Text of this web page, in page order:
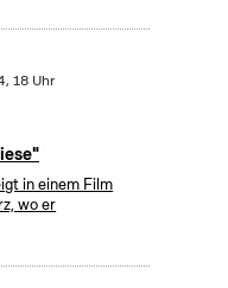
18 Uhr
in einem Film
wo er